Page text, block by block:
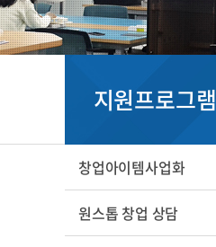
지원프로그램
창업아이템사업화
원스톱 창업 상담